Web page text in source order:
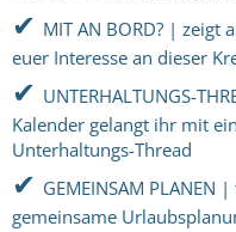
✔ MIT AN BORD? | zeigt
euer Interesse an dieser
✔ UNTERHALTUNGS-
Kalender gelangt ihr mit
Unterhaltungs-Thread
✔ GEMEINSAM
gemeinsame